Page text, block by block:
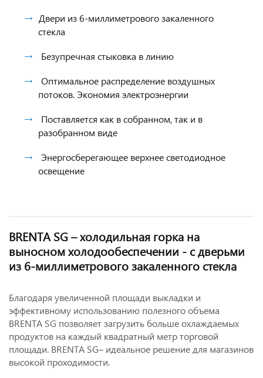
Двери из 6-миллиметрового закаленного
стекла
Безупречная стыковка в линию
Оптимальное распределение воздушных
потоков. Экономия электроэнергии
Поставляется как в собранном, так и в
разобранном виде
Энергосберегающее верхнее светодиодное
освещение
BRENTA SG– холодильная горка на
выносном холодообеспечении - c дверьми
из 6-миллиметрового закаленного стекла
Благодаря увеличенной площади выкладки и
эффективному использованию полезного объема
BRENTA SG позволяет загрузить больше охлаждаемых
продуктов на каждый квадратный метр торговой
площади. BRENTA SG– идеальное решение для магазинов
высокой проходимости.